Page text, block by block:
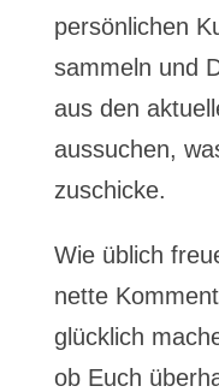
persönlichen
sammeln und
aus den
aussuchen,
zuschicke.
Wie üblich
nette
glücklich
ob Euch